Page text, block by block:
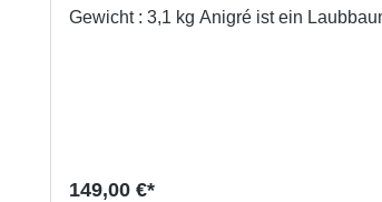
Gewicht : 3,1 kg Anigré ist ein Laubbaum aus Ostafrika. Das mäßig harte Holz kann gut zu Furnieren verarbeitet werden. Die mittleren bis großen Poren erlauben ein
149,00 €*